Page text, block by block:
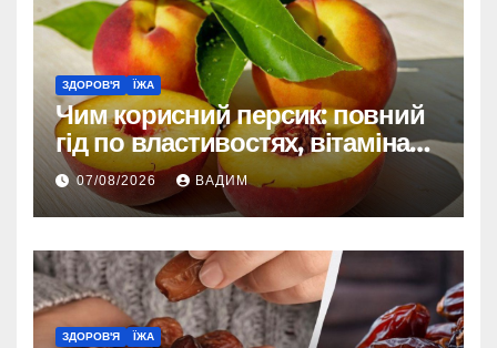
ЗДОРОВ'Я ЇЖА
Чим корисний персик: повний
гід по властивостях, вітамінах і
впливі на організм
07/08/2026 ВАДИМ
ЗДОРОВ'Я ЇЖА